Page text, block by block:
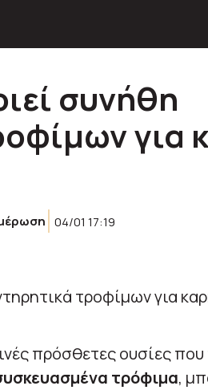
συνήθη
για
04/01 17:19
πρόσθετες ουσίες που
τρόφιμα,